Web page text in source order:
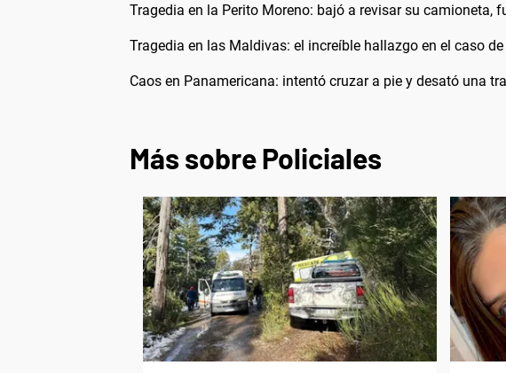
Tragedia en la Perito Moreno: bajó a revisar su camioneta,
Tragedia en las Maldivas: el increíble hallazgo en el caso
Caos en Panamericana: intentó cruzar a pie y desató una
Más sobre Policiales